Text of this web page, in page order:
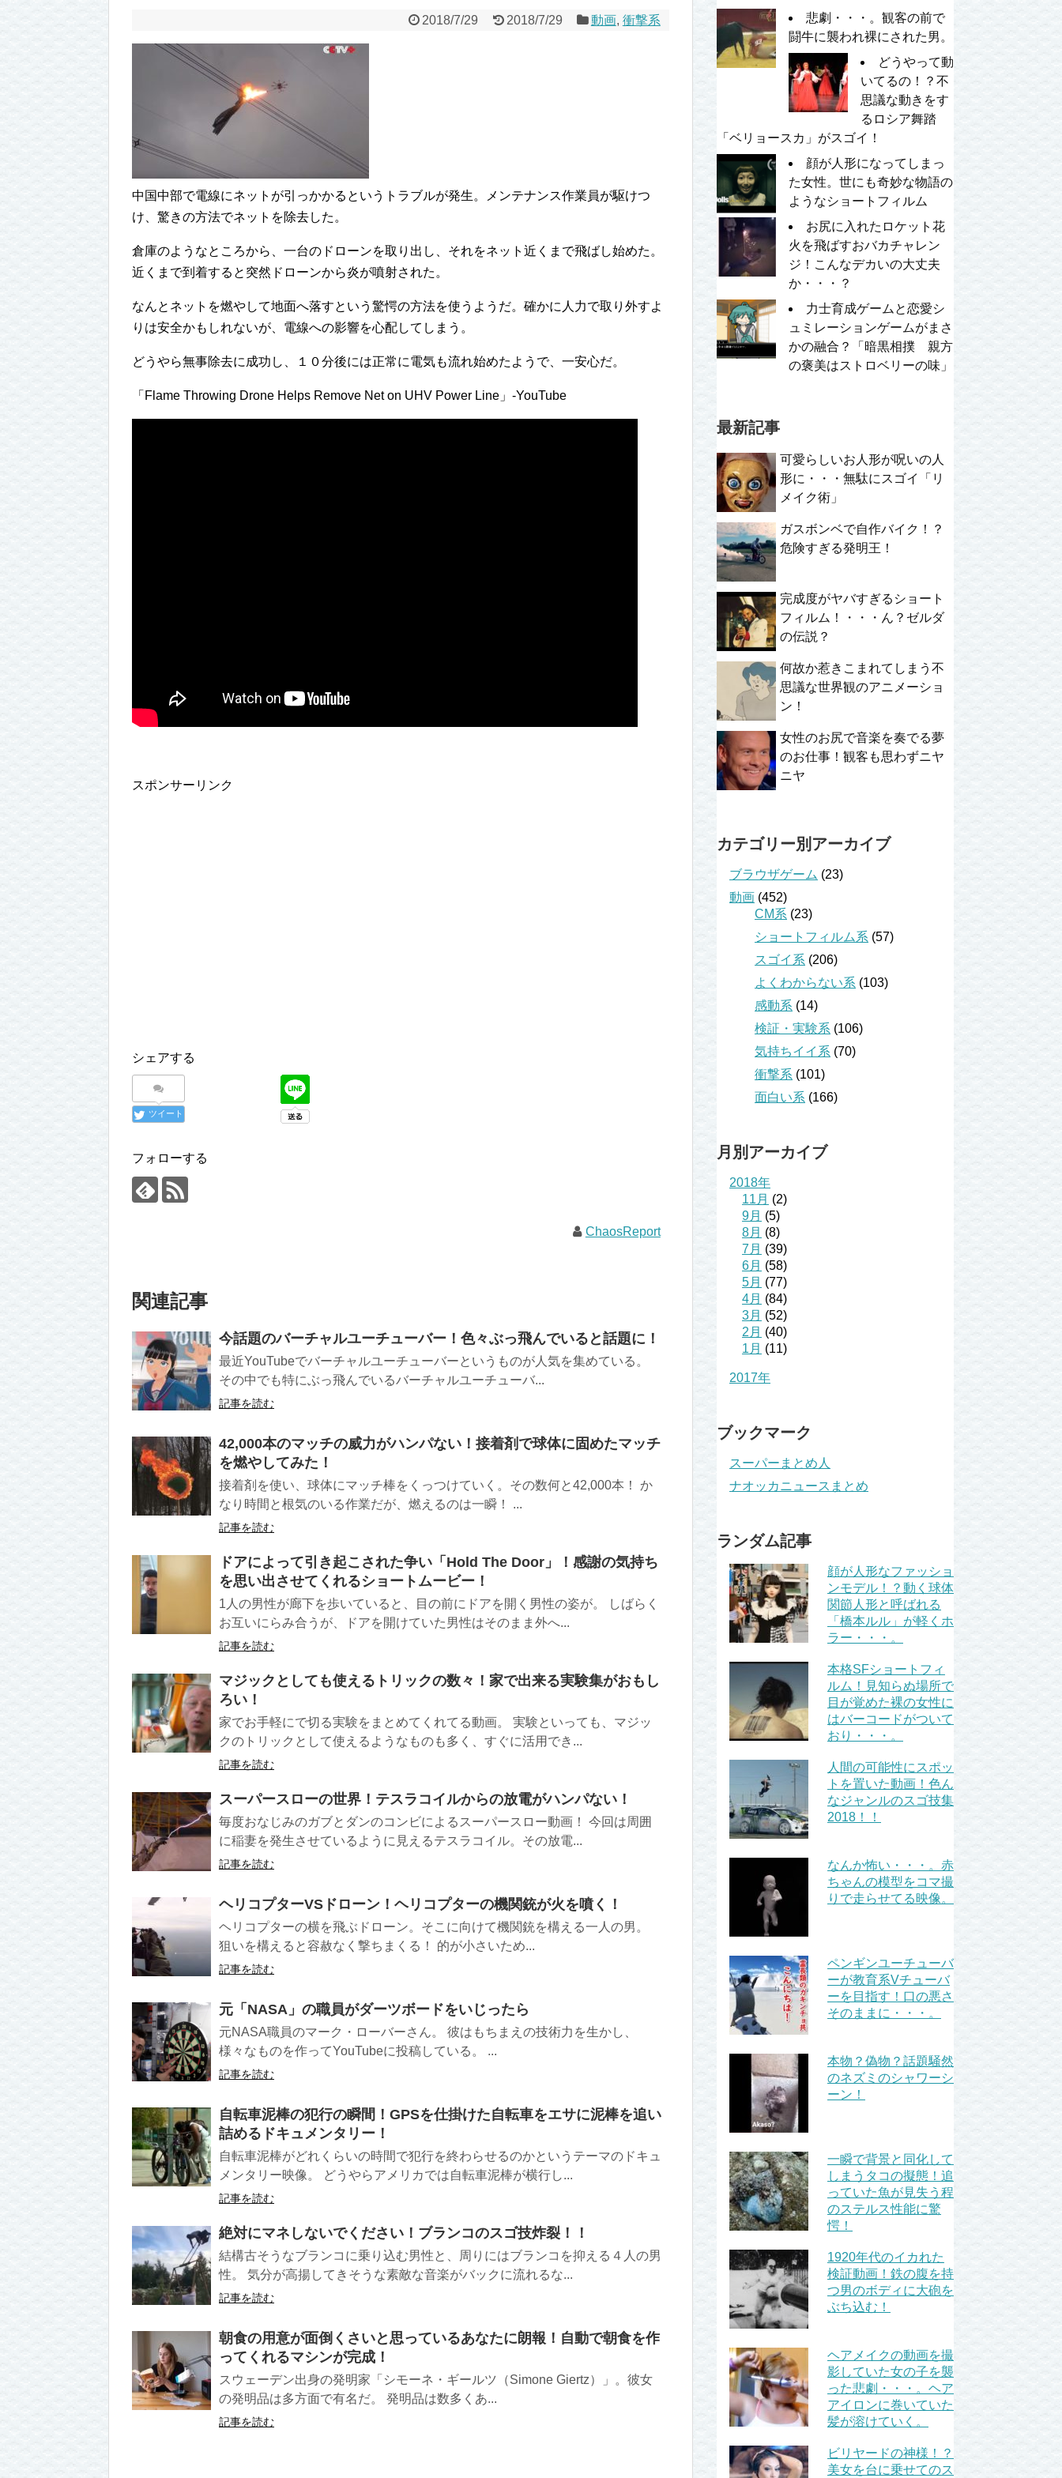
2018/7/29 2018/7/29 動画, 衝撃系
中国中部で電線にネットが引っかかるというトラブルが発生。メンテナンス作業員が駆けつ
け、驚きの方法でネットを除去した。
倉庫のようなところから、一台のドローンを取り出し、それをネット近くまで飛ばし始めた。
近くまで到着すると突然ドローンから炎が噴射された。
なんとネットを燃やして地面へ落すという驚愕の方法を使うようだ。確かに人力で取り外すよ
りは安全かもしれないが、電線への影響を心配してしまう。
どうやら無事除去に成功し、１０分後には正常に電気も流れ始めたようで、一安心だ。
「Flame Throwing Drone Helps Remove Net on UHV Power Line」-YouTube
スポンサーリンク
シェアする
ツイート
フォローする
ChaosReport
関連記事
今話題のバーチャルユーチューバー！色々ぶっ飛んでいると話題に！
最近YouTubeでバーチャルユーチューバーというものが人気を集めている。
その中でも特にぶっ飛んでいるバーチャルユーチューバ...
記事を読む
42,000本のマッチの威力がハンパない！接着剤で球体に固めたマッチ
を燃やしてみた！
接着剤を使い、球体にマッチ棒をくっつけていく。その数何と42,000本！ か
なり時間と根気のいる作業だが、燃えるのは一瞬！ ...
記事を読む
ドアによって引き起こされた争い「Hold The Door」！感謝の気持ち
を思い出させてくれるショートムービー！
1人の男性が廊下を歩いていると、目の前にドアを開く男性の姿が。 しばらく
お互いにらみ合うが、ドアを開けていた男性はそのまま外へ...
記事を読む
マジックとしても使えるトリックの数々！家で出来る実験集がおもし
ろい！
家でお手軽にで切る実験をまとめてくれてる動画。 実験といっても、マジッ
クのトリックとして使えるようなものも多く、すぐに活用でき...
記事を読む
スーパースローの世界！テスラコイルからの放電がハンパない！
毎度おなじみのガブとダンのコンビによるスーパースロー動画！ 今回は周囲
に稲妻を発生させているように見えるテスラコイル。その放電...
記事を読む
ヘリコプターVSドローン！ヘリコプターの機関銃が火を噴く！
ヘリコプターの横を飛ぶドローン。そこに向けて機関銃を構える一人の男。
狙いを構えると容赦なく撃ちまくる！ 的が小さいため...
記事を読む
元「NASA」の職員がダーツボードをいじったら
元NASA職員のマーク・ローバーさん。 彼はもちまえの技術力を生かし、
様々なものを作ってYouTubeに投稿している。 ...
記事を読む
自転車泥棒の犯行の瞬間！GPSを仕掛けた自転車をエサに泥棒を追い
詰めるドキュメンタリー！
自転車泥棒がどれくらいの時間で犯行を終わらせるのかというテーマのドキュ
メンタリー映像。 どうやらアメリカでは自転車泥棒が横行し...
記事を読む
絶対にマネしないでください！ブランコのスゴ技炸裂！！
結構古そうなブランコに乗り込む男性と、周りにはブランコを抑える４人の男
性。 気分が高揚してきそうな素敵な音楽がバックに流れるな...
記事を読む
朝食の用意が面倒くさいと思っているあなたに朗報！自動で朝食を作
ってくれるマシンが完成！
スウェーデン出身の発明家「シモーネ・ギールツ（Simone Giertz）」。彼女
の発明品は多方面で有名だ。 発明品は数多くあ...
記事を読む
悲劇・・・。観客の前で
闘牛に襲われ裸にされた男。
どうやって動
いてるの！？不
思議な動きをす
るロシア舞踏
「ベリョースカ」がスゴイ！
顔が人形になってしまっ
た女性。世にも奇妙な物語の
ようなショートフィルム
お尻に入れたロケット花
火を飛ばすおバカチャレン
ジ！こんなデカいの大丈夫
か・・・？
力士育成ゲームと恋愛シ
ュミレーションゲームがまさ
かの融合？「暗黒相撲 親方
の褒美はストロベリーの味」
最新記事
可愛らしいお人形が呪いの人
形に・・・無駄にスゴイ「リ
メイク術」
ガスボンベで自作バイク！？
危険すぎる発明王！
完成度がヤバすぎるショート
フィルム！・・・ん？ゼルダ
の伝説？
何故か惹きこまれてしまう不
思議な世界観のアニメーショ
ン！
女性のお尻で音楽を奏でる夢
のお仕事！観客も思わずニヤ
ニヤ
カテゴリー別アーカイブ
ブラウザゲーム (23)
動画 (452)
CM系 (23)
ショートフィルム系 (57)
スゴイ系 (206)
よくわからない系 (103)
感動系 (14)
検証・実験系 (106)
気持ちイイ系 (70)
衝撃系 (101)
面白い系 (166)
月別アーカイブ
2018年
11月 (2)
9月 (5)
8月 (8)
7月 (39)
6月 (58)
5月 (77)
4月 (84)
3月 (52)
2月 (40)
1月 (11)
2017年
ブックマーク
スーパーまとめ人
ナオッカニュースまとめ
ランダム記事
顔が人形なファッショ
ンモデル！？動く球体
関節人形と呼ばれる
「橋本ルル」が軽くホ
ラー・・・。
本格SFショートフィ
ルム！見知らぬ場所で
目が覚めた裸の女性に
はバーコードがついて
おり・・・。
人間の可能性にスポッ
トを置いた動画！色ん
なジャンルのスゴ技集
2018！！
なんか怖い・・・。赤
ちゃんの模型をコマ撮
りで走らせてる映像。
ペンギンユーチューバ
ーが教育系Vチューバ
ーを目指す！口の悪さ
そのままに・・・。
本物？偽物？話題騒然
のネズミのシャワーシ
ーン！
一瞬で背景と同化して
しまうタコの擬態！追
っていた魚が見失う程
のステルス性能に驚
愕！
1920年代のイカれた
検証動画！鉄の腹を持
つ男のボディに大砲を
ぶち込む！
ヘアメイクの動画を撮
影していた女の子を襲
った悲劇・・・。ヘア
アイロンに巻いていた
髪が溶けていく。
ビリヤードの神様！？
美女を台に乗せてのス